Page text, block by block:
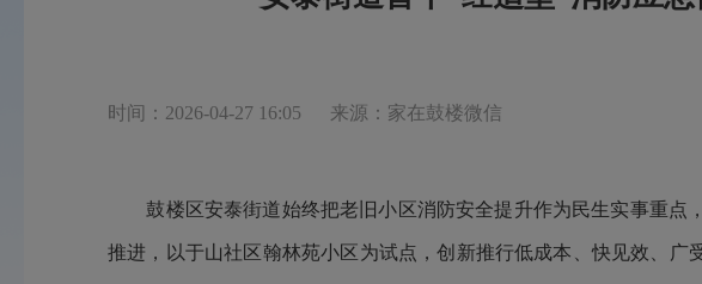
时间：2026-04-27 16:05 来源：家在鼓楼微信
鼓楼区安泰街道始终把老旧小区消防安全提升作为民生实事重点
推进，以于山社区翰林苑小区为试点，创新推行低成本、快见效、